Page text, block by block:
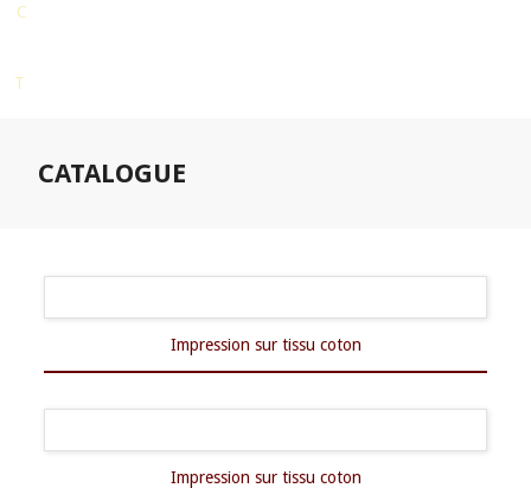
C
T
CATALOGUE
Impression sur tissu coton
Impression sur tissu coton